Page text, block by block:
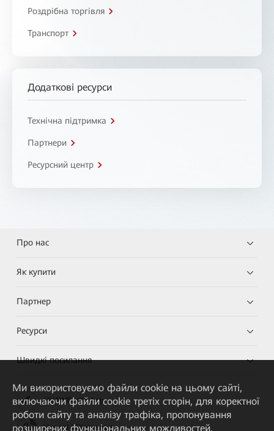
Роздрібна торгівля
Транспорт
Додаткові ресурси
Технічна підтримка
Партнери
Ресурсний центр
Про нас
Як купити
Партнер
Ресурси
Швидкі посилання
HUAWEI eKit App
Huawei HiKnow App
Ми використовуємо файли cookie на цьому сайті,
включаючи файли cookie третіх сторін, для коректної
роботи сайту та аналізу трафіка, пропонування
розширених функціональних можливостей,